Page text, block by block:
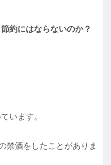
約にはならないのか？
います。
禁酒をしたことがありま